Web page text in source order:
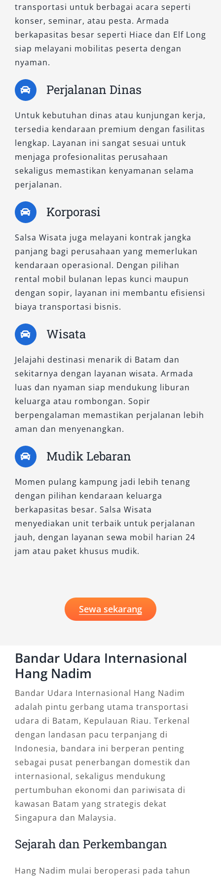
transportasi untuk berbagai acara seperti
konser, seminar, atau pesta. Armada
berkapasitas besar seperti Hiace dan Elf Long
siap melayani mobilitas peserta dengan
nyaman.
Perjalanan Dinas
Untuk kebutuhan dinas atau kunjungan kerja,
tersedia kendaraan premium dengan fasilitas
lengkap. Layanan ini sangat sesuai untuk
menjaga profesionalitas perusahaan
sekaligus memastikan kenyamanan selama
perjalanan.
Korporasi
Salsa Wisata juga melayani kontrak jangka
panjang bagi perusahaan yang memerlukan
kendaraan operasional. Dengan pilihan
rental mobil bulanan lepas kunci maupun
dengan sopir, layanan ini membantu efisiensi
biaya transportasi bisnis.
Wisata
Jelajahi destinasi menarik di Batam dan
sekitarnya dengan layanan wisata. Armada
luas dan nyaman siap mendukung liburan
keluarga atau rombongan. Sopir
berpengalaman memastikan perjalanan lebih
aman dan menyenangkan.
Mudik Lebaran
Momen pulang kampung jadi lebih tenang
dengan pilihan kendaraan keluarga
berkapasitas besar. Salsa Wisata
menyediakan unit terbaik untuk perjalanan
jauh, dengan layanan sewa mobil harian 24
jam atau paket khusus mudik.
Sewa sekarang
Bandar Udara Internasional
Hang Nadim
Bandar Udara Internasional Hang Nadim
adalah pintu gerbang utama transportasi
udara di Batam, Kepulauan Riau. Terkenal
dengan landasan pacu terpanjang di
Indonesia, bandara ini berperan penting
sebagai pusat penerbangan domestik dan
internasional, sekaligus mendukung
pertumbuhan ekonomi dan pariwisata di
kawasan Batam yang strategis dekat
Singapura dan Malaysia.
Sejarah dan Perkembangan
Hang Nadim mulai beroperasi pada tahun